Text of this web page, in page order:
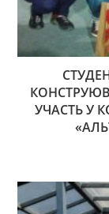
УЧАСТЬ У